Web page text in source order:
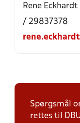
Rene Eckhardt
/ 29837378
Spørgsmål
rettes til